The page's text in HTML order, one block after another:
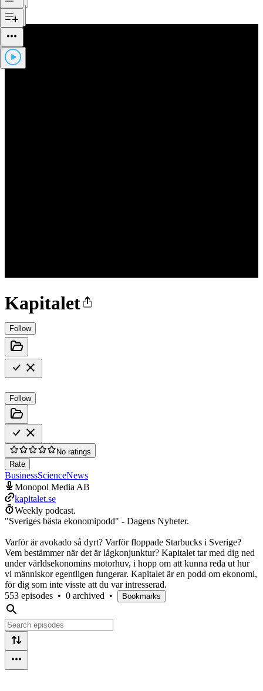
Kapitalet
Follow
Follow
No ratings
Rate
BusinessScienceNews
Monopol Media AB
kapitalet.se
Weekly podcast.
"Sveriges bästa ekonomipodd" - Dagens Nyheter.
Varför är avokado så dyrt? Varför floppade Starbucks i Sverige?
Vem bestämmer när det är lågkonjunktur? Kapitalet tar med dig ned
under världsekonomins motorhuv, i hopp om att kunna reda ut hur
vi människor egentligen fungerar. Kapitalet är en podd om ekonomi,
för dig som inte visste att du var intresserad.
553 episodes • 0 archived • Bookmarks